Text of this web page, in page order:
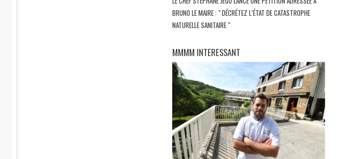
BRUNO LE MAIRE : " DÉCRÉTEZ L’ÉTAT DE CATASTROPHE
NATURELLE SANITAIRE "
MMMM INTERESSANT